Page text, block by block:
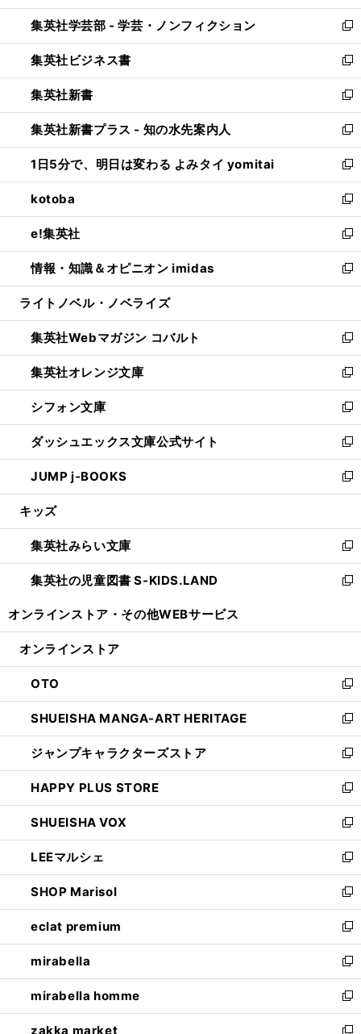
開
く
ウ
で
開
く
ン
ド
ウ
で
開
く
ウ
ィ
ン
ド
ウ
で
開
く
集英社学芸部 - 学芸・ノンフィクション
新
し
い
ウ
ィ
ン
ド
ウ
で
開
く
集英社ビジネス書
新
し
い
ウ
ィ
ン
ド
ウ
で
開
く
集英社新書
新
し
い
ウ
ィ
ン
ド
ウ
で
開
く
集英社新書プラス - 知の水先案内人
新
し
い
ウ
ィ
ン
ド
ウ
で
開
1日5分で、明日は変わる よみタイ yomitai
新
し
い
ウ
ィ
ン
ド
ウ
開
く
kotoba
新
し
い
ウ
ィ
ン
ウ
で
開
く
e!集英社
新
し
い
ウ
ン
ド
ウ
で
開
く
情報・知識＆オピニオン imidas
新
し
ウ
ィ
ン
ド
ウ
で
開
く
ライトノベル・ノベライズ
集英社Webマガジン コバルト
新
し
い
ウ
ィ
ン
ド
ウ
で
開
集英社オレンジ文庫
新
し
い
ウ
ィ
ン
ド
ウ
開
く
シフォン文庫
新
し
い
ウ
ィ
ン
ウ
で
開
く
ダッシュエックス文庫公式サイト
新
し
い
ウ
ン
ド
ウ
で
JUMP j-BOOKS
新
し
ウ
ィ
ン
ド
開
キッズ
集英社みらい文庫
新
し
い
ン
ウ
で
開
く
集英社の児童図書 S-KIDS.LAND
新
ウ
ン
ド
ウ
で
開
く
オンラインストア・ その他WEBサービス
オンラインストア
OTO
新
し
い
ウ
ィ
ン
ド
ウ
で
開
く
SHUEISHA MANGA-ART HERITAGE
新
し
い
ウ
ィ
ン
ド
ウ
で
開
く
ジャンプキャラクターズストア
新
し
い
ウ
ィ
ン
ド
ウ
で
開
く
HAPPY PLUS STORE
新
し
い
ウ
ィ
ン
ド
ウ
で
開
く
SHUEISHA VOX
新
し
い
ウ
ィ
ン
ド
ウ
で
開
く
LEEマルシェ
新
し
い
ウ
ィ
ン
ド
ウ
で
開
く
SHOP Marisol
新
し
い
ウ
ィ
ン
ド
ウ
で
eclat premium
新
し
い
ウ
ィ
ン
mirabella
新
し
い
ウ
mirabella homme
新
し
zakka market